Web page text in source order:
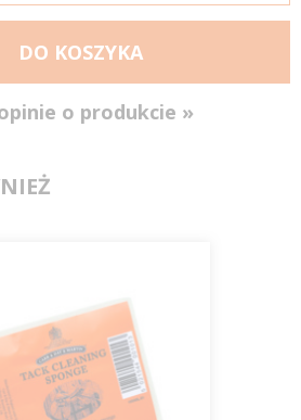
DO KOSZYKA
o produkcie »